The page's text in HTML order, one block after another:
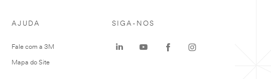
AJUDA
Fale com a 3M
Mapa do Site
SIGA-NOS